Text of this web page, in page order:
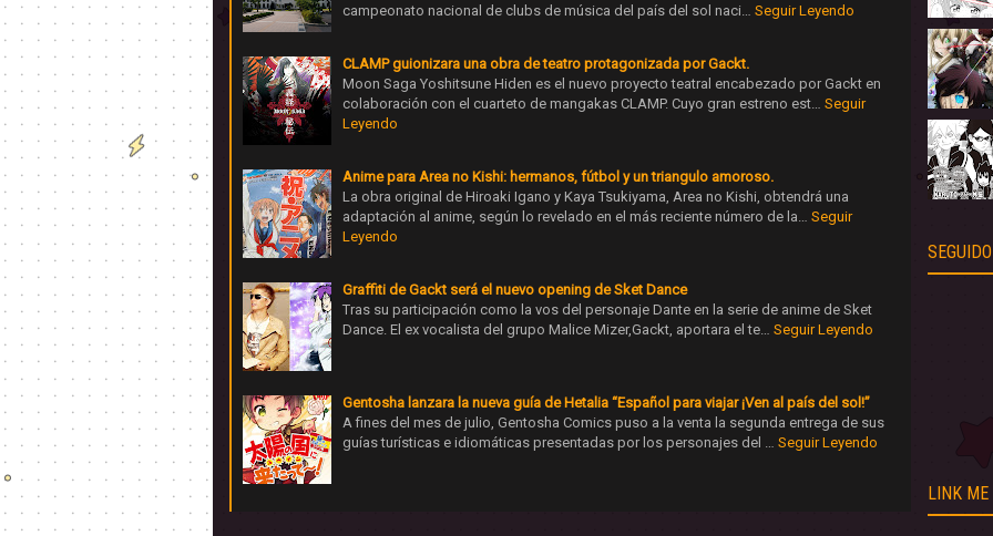
campeonato nacional de clubs de música del país del sol naci… Seguir Leyendo
CLAMP guionizara una obra de teatro protagonizada por Gackt.
Moon Saga Yoshitsune Hiden es el nuevo proyecto teatral encabezado por Gackt en
colaboración con el cuarteto de mangakas CLAMP. Cuyo gran estreno est… Seguir
Leyendo
Anime para Area no Kishi: hermanos, fútbol y un triangulo amoroso.
La obra original de Hiroaki Igano y Kaya Tsukiyama, Area no Kishi, obtendrá una
adaptación al anime, según lo revelado en el más reciente número de la… Seguir
Leyendo
Graffiti de Gackt será el nuevo opening de Sket Dance
Tras su participación como la vos del personaje Dante en la serie de anime de Sket
Dance. El ex vocalista del grupo Malice Mizer,Gackt, aportara el te… Seguir Leyendo
Gentosha lanzara la nueva guía de Hetalia “Español para viajar ¡Ven al país del sol!”
A fines del mes de julio, Gentosha Comics puso a la venta la segunda entrega de sus
guías turísticas e idiomáticas presentadas por los personajes del … Seguir Leyendo
LINK ME